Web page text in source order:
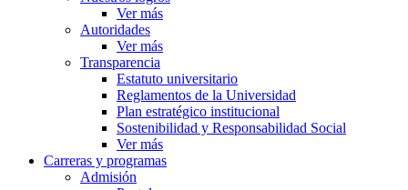
Ver más
Autoridades
Ver más
Transparencia
Estatuto universitario
Reglamentos de la Universidad
Plan estratégico institucional
Sostenibilidad y Responsabilidad Social
Ver más
Carreras y programas
Admisión